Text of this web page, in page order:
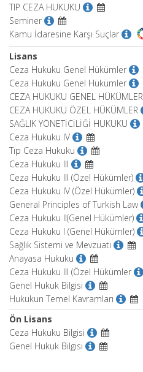
TIP CEZA HUKUKU
Seminer
Kamu İdaresine Karşı Suçlar
Lisans
Ceza Hukuku Genel Hükümler
Ceza Hukuku Genel Hükümler
CEZA HUKUKU GENEL HÜKÜMLER
CEZA HUKUKU ÖZEL HÜKÜMLER
SAĞLIK YÖNETİCİLİĞİ HUKUKU
Ceza Hukuku IV
Tıp Ceza Hukuku
Ceza Hukuku III
Ceza Hukuku III (Özel Hükümler)
Ceza Hukuku IV (Özel Hükümler)
General Principles of Turkish Law
Ceza Hukuku II(Genel Hükümler)
Ceza Hukuku I (Genel Hükümler)
Sağlık Sistemi ve Mevzuatı
Anayasa Hukuku
Ceza Hukuku III (Özel Hükümler
Genel Hukuk Bilgisi
Hukukun Temel Kavramları
Ön Lisans
Ceza Hukuku Bilgisi
Genel Hukuk Bilgisi